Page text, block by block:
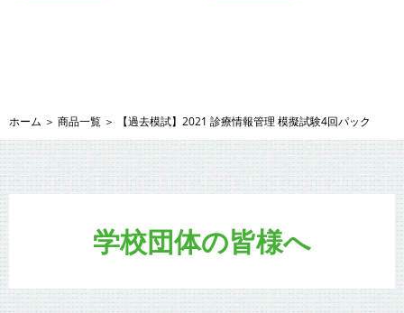
ホーム ＞ 商品一覧 ＞ 【過去模試】2021 診療情報管理 模擬試験4回パック
学校団体の皆様へ